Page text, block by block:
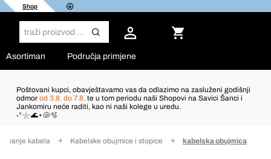
Shop
Asortiman Područja primjene
Poštovani kupci, obavještavamo vas da odlazimo na zasluženi godišnji
odmor od 3.8. do 7.8. te u tom periodu naši Shopovi na Savici Šanci i
Jankomiru neće raditi, kao ni naši kolege u uredu.
˖°𓇼🌊⋆🐚🫧
kabela Kabelske obujmice i stopice kabelska obujmica